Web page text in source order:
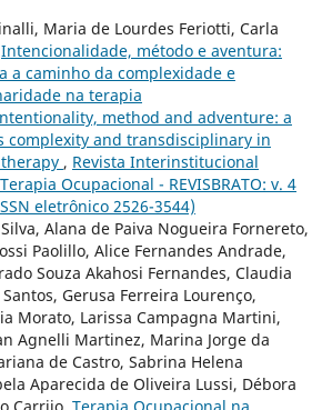
Maria de Lourdes Feriotti, Carla
Intencionalidade, método e aventura:
a caminho da complexidade e
na terapia
method and adventure: a
complexity and transdisciplinary in
, Revista Interinstitucional
Ocupacional - REVISBRATO: v. 4
eletrônico 2526-3544)
Alana de Paiva Nogueira Fornereto,
Paolillo, Alice Fernandes Andrade,
Souza Akahosi Fernandes, Claudia
Gerusa Ferreira Lourenço,
Morato, Larissa Campagna Martini,
Agnelli Martinez, Marina Jorge da
de Castro, Sabrina Helena
Aparecida de Oliveira Lussi, Débora
Carrijo, Terapia Ocupacional na